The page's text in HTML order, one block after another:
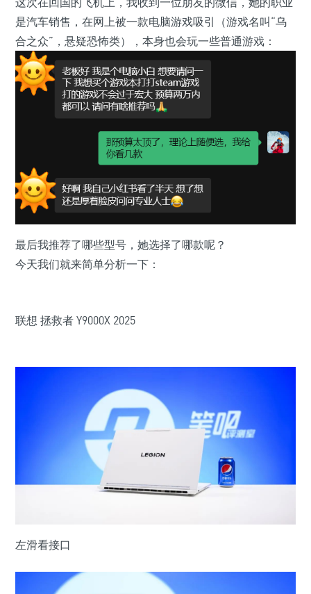
是汽车销售，在网上被一款电脑游戏吸引
（游戏名叫“乌
合之众”，悬疑恐怖类）
，本身也会玩一些普通游戏：
最后我推荐了哪些型号，她选择了哪款呢？
今天我们就来简单分析一下：
联想 拯救者 Y9000X 2025
左滑看接口